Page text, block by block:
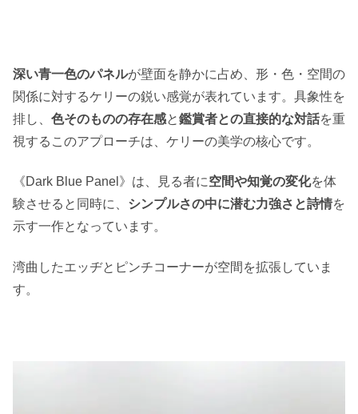
深い青一色のパネルが壁面を静かに占め、形・色・空間の
関係に対するケリーの鋭い感覚が表れています。具象性を
排し、 色そのものの存在感と鑑賞者との直接的な対話を重
視するこのアプローチは、ケリーの美学の核心です。
《Dark Blue Panel》は、見る者に空間や知覚の変化を体
験させると同時に、 シンプルさの中に潜む力強さと詩情を
示す一作となっています。
湾曲したエッヂとピンチコーナーが空間を拡張していま
す。